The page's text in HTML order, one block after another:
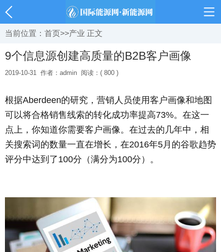
当前位置： 首页>>产业 正文
9个信息源创建高质量的B2B客户画像
2019-10-31 作者：admin 阅读：( 800 )
根据Aberdeen的研究，营销人员使用客户画像和地图
可以将合格销售线索的转化成功率提高73%。在这一
点上，你知道你需要客户画像。在过去的几年中，相
关搜索词的数量一直在增长，在2016年5月的谷歌趋势
评分中达到了100分（满分为100分）。